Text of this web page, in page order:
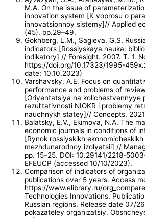
M.A. On the issue of
innovation system [K voprosu o
innovatsionnoy sistemy]// Applied
(45). pp.29–49.
Gokhberg, L.M., Sagieva, G.S.
indicators [Rossiyskaya nauka:
indikatory] // Foresight. 2007. T. 1.
https://doi.org/10.17323/1995-
date: 10.10.2023)
Varshavsky, A.E. Focus on
performance and problems of
[Oriyentatsiya na kolichestvennyye
rezul’tativnosti NIOKR i problemy
nauchnykh statey]// Concepts.
Balatsky, E.V., Ekimova, N.A. The
economic journals in conditions of
[Rynok rossiyskikh
mezhdunarodnoy izolyatsii] //
pp. 15–25. DOI: 10.29141/2218-
EFEUCP (accessed 10/10/2023).
Comparison of indicators of
publications over 5 years. Access
https://www.elibrary.ru/
Technologies Innovations.
Russian regions. Release date 07/
pokazateley organizatsiy.